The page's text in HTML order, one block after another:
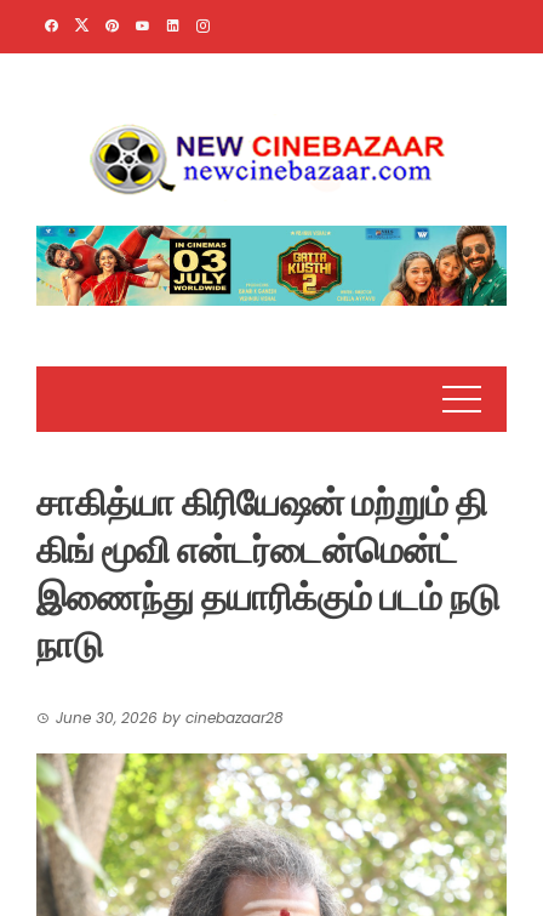
சாகித்யா கிரியேஷன் மற்றும் தி
கிங் மூவி என்டர்டைன்மென்ட்
இணைந்து தயாரிக்கும் படம் நடு
நாடு
June 30, 2026 by cinebazaar28